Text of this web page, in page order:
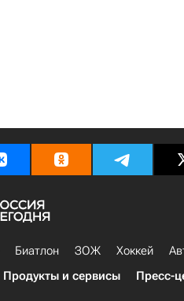
Биатлон ЗОЖ Хоккей
Продукты и сервисы Пресс-